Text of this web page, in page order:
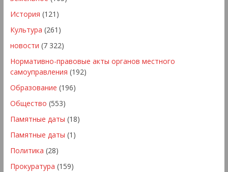
История (121)
Культура (261)
новости (7 322)
Нормативно-правовые акты органов местного
самоуправления (192)
Образование (196)
Общество (553)
Памятные даты (18)
Памятные даты (1)
Политика (28)
Прокуратура (159)